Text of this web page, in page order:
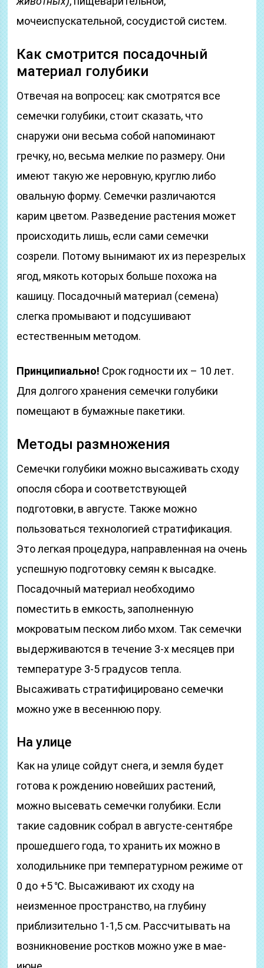
мочеиспускательной, сосудистой систем.
Как смотрится посадочный
материал голубики
Отвечая на вопросец: как смотрятся все
семечки голубики, стоит сказать, что
снаружи они весьма собой напоминают
гречку, но, весьма мелкие по размеру. Они
имеют такую ​​же неровную, круглю либо
овальную форму. Семечки различаются
карим цветом. Разведение растения может
происходить лишь, если сами семечки
созрели. Потому вынимают их из перезрелых
ягод, мякоть которых больше похожа на
кашицу. Посадочный материал (cемена)
слегка промывают и подсушивают
естественным методом.
Принципиально! Срок годности их – 10 лет.
Для долгого хранения семечки голубики
помещают в бумажные пакетики.
Методы размножения
Семечки голубики можно высаживать сходу
опосля сбора и соответствующей
подготовки, в августе. Также можно
пользоваться технологией стратификация.
Это легкая процедура, направленная на очень
успешную подготовку семян к высадке.
Посадочный материал необходимо
поместить в емкость, заполненную
мокроватым песком либо мхом. Так семечки
выдерживаются в течение 3-х месяцев при
температуре 3-5 градусов тепла.
Высаживать стратифицировано семечки
можно уже в весеннюю пору.
На улице
Как на улице сойдут снега, и земля будет
готова к рождению новейших растений,
можно высевать семечки голубики. Если
такие садовник собрал в августе-сентябре
прошедшего года, то хранить их можно в
холодильнике при температурном режиме от
0 до +5 ℃. Высаживают их сходу на
неизменное пространство, на глубину
приблизительно 1-1,5 см. Рассчитывать на
возникновение ростков можно уже в мае-